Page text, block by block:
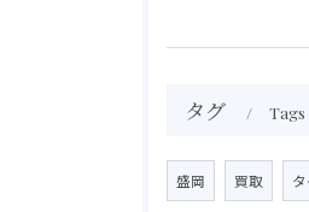
タグ Tags
盛岡 買取